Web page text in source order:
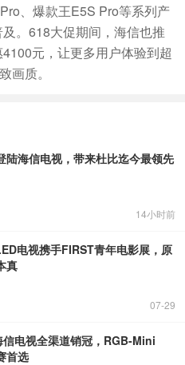
、爆款王E5S Pro等系列产
。618大促期间，海信也推
元，让更多用户体验到超
画质。
陆海信电视，带来杜比迄今最领先
14小时前
电视携手FIRST青年电影展，原
真
07-29
电视全渠道销冠，RGB-Mini
首选